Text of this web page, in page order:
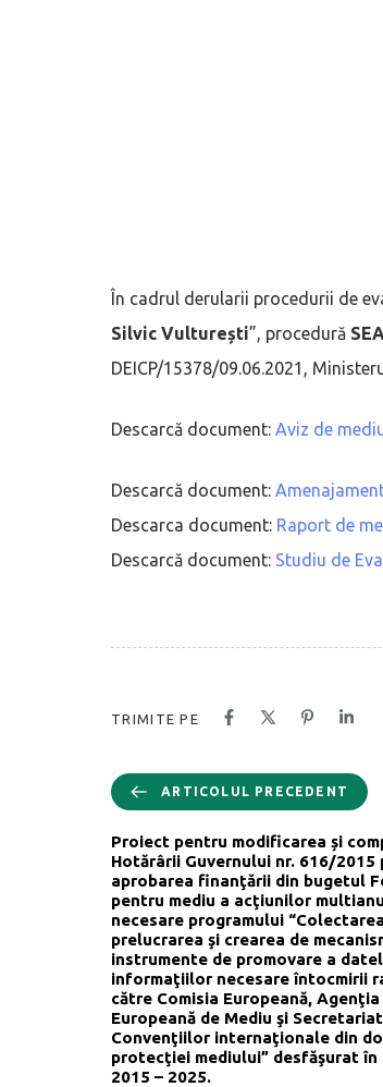
În cadrul derularii procedurii de
Silvic Vulturești”, procedură SEA
DEICP/15378/09.06.2021,
Descarcă document: Aviz de
Descarcă document:
Descarca document: Raport de
Descarcă document: Studiu de
TRIMITE PE
ARTICOLUL PRECEDENT
Proiect pentru modificarea și
Hotărârii Guvernului nr. 616/2015
aprobarea finanţării din bugetul
pentru mediu a acţiunilor
necesare programului
prelucrarea şi crearea de
instrumente de promovare a
informaţiilor necesare întocmirii
către Comisia Europeană, Agenţia
Europeană de Mediu şi
Convenţiilor internaţionale din
protecţiei mediului” desfăşurat în
2015 – 2025.